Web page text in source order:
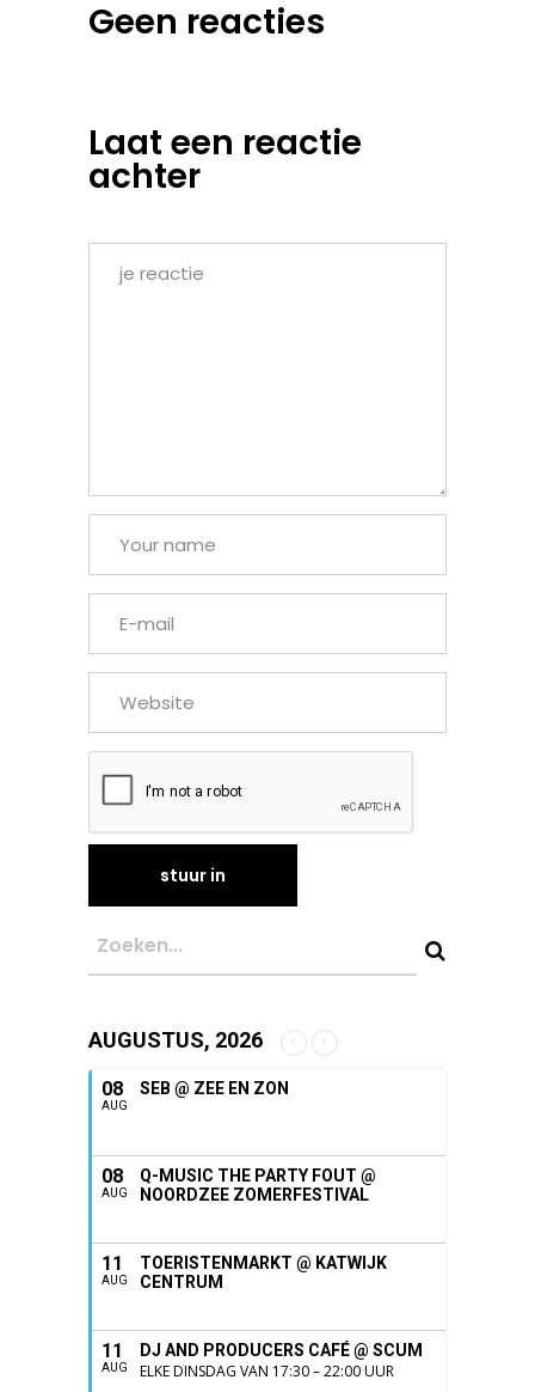
Geen reacties
Laat een reactie
achter
AUGUSTUS, 2026
08
AUG
SEB @ ZEE EN ZON
08
AUG
Q-MUSIC THE PARTY FOUT @
NOORDZEE ZOMERFESTIVAL
11
AUG
TOERISTENMARKT @ KATWIJK
CENTRUM
11
AUG
DJ AND PRODUCERS CAFÉ @ SCUM
ELKE DINSDAG VAN 17:30 – 22:00 UUR